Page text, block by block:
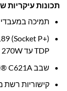
תכונות עיקריות
תמיכה במעבדי 3rd Gen Intel® Xeon® Scalable processor
TDP עד 270W
שבב Intel® C621A